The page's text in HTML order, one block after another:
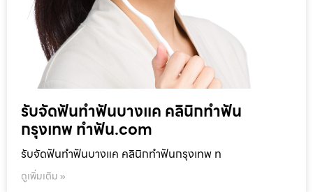
รับจัดฟันทำฟันบางแค คลินิกทำฟัน
กรุงเทพ ทำฟัน.com
รับจัดฟันทำฟันบางแค คลินิกทำฟันกรุงเทพ ท
ดูเพิ่มเติม »